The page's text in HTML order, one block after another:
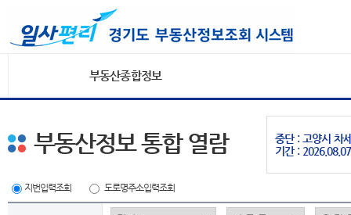
부동산종합정보
중단 : 고양시 차
기간 :
부동산정보 통합 열람
지번입력조회 도로명주소입력조회